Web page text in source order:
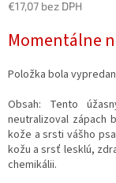
€17,07 bez DPH
cena:
Momentálne
Položka bola
Obsah: Tento
neutralizoval zápach
kože a srsti vášho
kožu a srsť lesklú,
chemikálii.